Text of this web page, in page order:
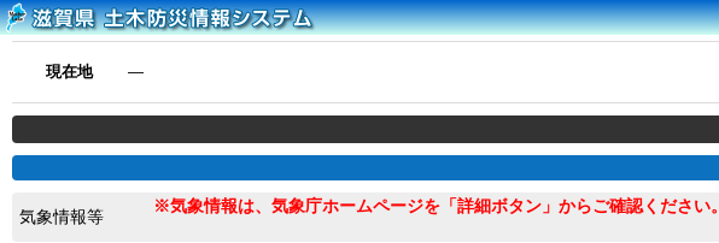
現在地 ―
気象情報等
※気象情報は、気象庁ホームページを「詳細ボタン」からご確認ください。